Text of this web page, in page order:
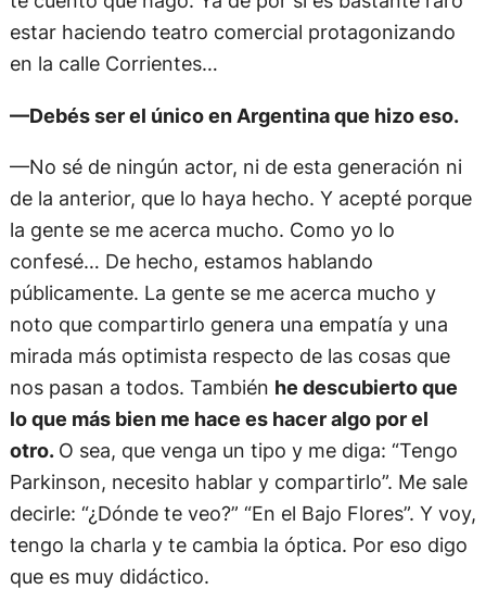
estar haciendo teatro comercial protagonizando
en la calle Corrientes…
—Debés ser el único en Argentina que hizo eso.
—No sé de ningún actor, ni de esta generación ni
de la anterior, que lo haya hecho. Y acepté porque
la gente se me acerca mucho. Como yo lo
confesé… De hecho, estamos hablando
públicamente. La gente se me acerca mucho y
noto que compartirlo genera una empatía y una
mirada más optimista respecto de las cosas que
nos pasan a todos. También he descubierto que
lo que más bien me hace es hacer algo por el
otro. O sea, que venga un tipo y me diga: “Tengo
Parkinson, necesito hablar y compartirlo”. Me sale
decirle: “¿Dónde te veo?” “En el Bajo Flores”. Y voy,
tengo la charla y te cambia la óptica. Por eso digo
que es muy didáctico.